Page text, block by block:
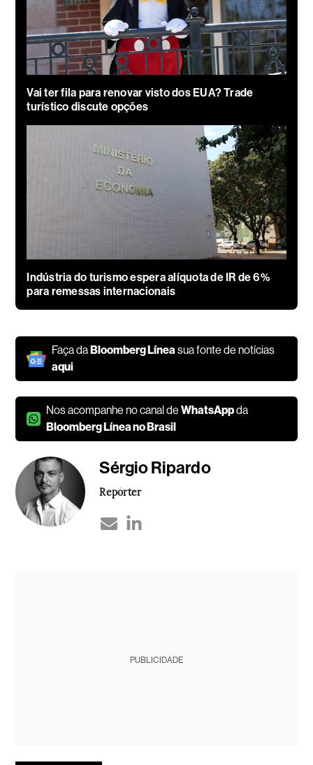
Vai ter fila para renovar visto dos EUA? Trade
turístico discute opções
Indústria do turismo espera alíquota de IR de 6%
para remessas internacionais
Faça da Bloomberg Líneasua fonte de notícias
aqui
Nos acompanhe no canal deWhatsAppda
Bloomberg Línea no Brasil
Sérgio Ripardo
Repórter
PUBLICIDADE